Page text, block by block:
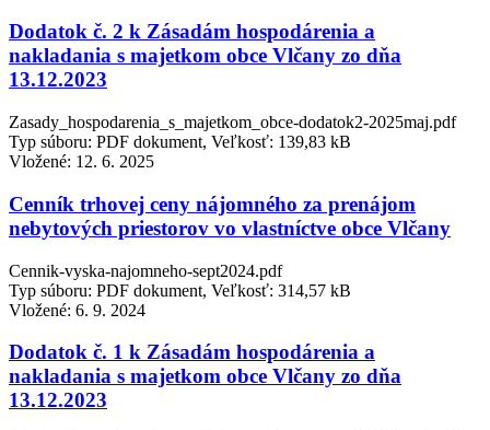
Dodatok č. 2 k Zásadám hospodárenia a
nakladania s majetkom obce Vlčany zo dňa
13.12.2023
Zasady_hospodarenia_s_majetkom_obce-dodatok2-2025maj.pdf
Typ súboru: PDF dokument, Veľkosť: 139,83 kB
Vložené: 12. 6. 2025
Cenník trhovej ceny nájomného za prenájom
nebytových priestorov vo vlastníctve obce Vlčany
Cennik-vyska-najomneho-sept2024.pdf
Typ súboru: PDF dokument, Veľkosť: 314,57 kB
Vložené: 6. 9. 2024
Dodatok č. 1 k Zásadám hospodárenia a
nakladania s majetkom obce Vlčany zo dňa
13.12.2023